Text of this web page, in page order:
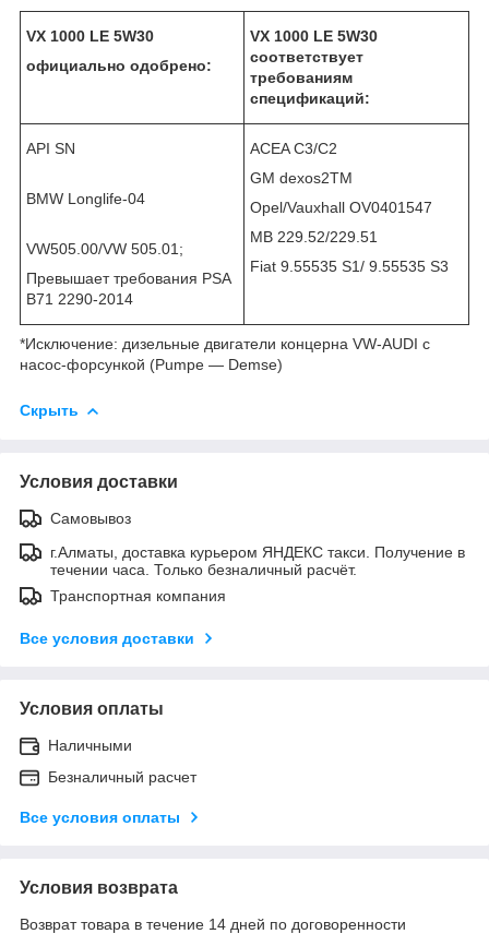
VX 1000 LE 5W30
официально одобрено:
VX 1000 LE 5W30
соответствует
требованиям
спецификаций:
API SN
BMW Longlife-04
VW505.00/VW 505.01;
Превышает требования PSA
B71 2290-2014
ACEA C3/C2
GM dexos2TM
Opel/Vauxhall OV0401547
MB 229.52/229.51
Fiat 9.55535 S1/ 9.55535 S3
*Исключение: дизельные двигатели концерна VW-AUDI с
насос-форсункой (Pumpe — Demse)
Скрыть
Условия доставки
Самовывоз
г.Алматы, доставка курьером ЯНДЕКС такси. Получение в
течении часа. Только безналичный расчёт.
Транспортная компания
Все условия доставки
Условия оплаты
Наличными
Безналичный расчет
Все условия оплаты
Условия возврата
Возврат товара в течение 14 дней по договоренности